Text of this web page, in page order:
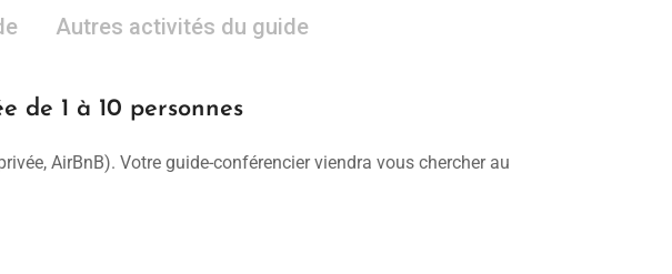
Autres activités du guide
de 1 à 10 personnes
AirBnB). Votre guide-conférencier viendra vous chercher au